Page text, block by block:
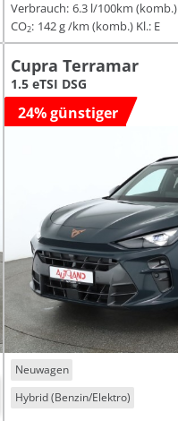
Verbrauch: 6.3 l/100km (komb.)
CO2: 142 g /km (komb.) Kl.: E
Cupra Terramar
1.5 eTSI DSG
24% günstiger
Neuwagen
Hybrid (Benzin/Elektro)